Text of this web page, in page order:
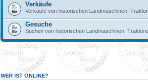
Verkäufe
Verkäufe von historischen Landmaschinen,
Gesuche
Suchen von historischen Landmaschinen,
WER IST ONLINE?